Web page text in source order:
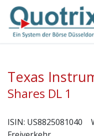
Texas
Shares DL 1
ISIN: US8825081040